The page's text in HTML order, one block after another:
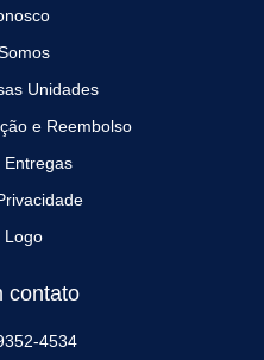
Unidades
e Reembolso
Entregas
Logo
contato
4534